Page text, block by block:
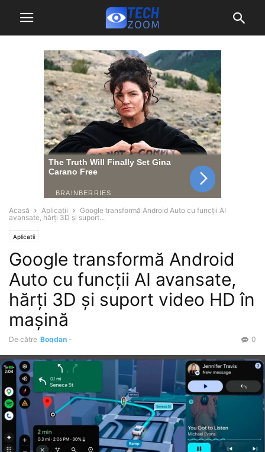
Acasă Aplicatii
Google transformă Android Auto cu funcții AI
avansate, hărți 3D și suport...
Aplicatii
Google transformă Android
Auto cu funcții AI avansate,
hărți 3D și suport video HD în
mașină
De către Bogdan - 0